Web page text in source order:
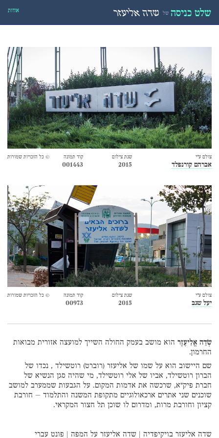
שלט כניסה של שדה אליעזר אודות
צולם ע״י
אברהם קורנפלד
שנת צילום
2015
קוד תמונה
001443
© כל הזכויות שמורות
צולם ע״י
יעל שגב
שנת צילום
2015
קוד תמונה
00973
© כל הזכויות שמורות
שְׂדֵה אֱלִיעֶזֶר הוא מושב בעמק החולה השייך למועצה אזורית מבואות
החרמון.
שם היישוב הוא על שמו של אליעזר (רוברט) רוטשילד , נכדו של
הברון רוטשילד, אביו של אלי רוטשילד, מי שהיה סגן הנשיא של
חברת פיק"א, שרכשה את אדמות המקום. על הגבעות שממערב למושב
שוכנים שני אתרים ארכאולוגיים מתקופת המשנה והתלמוד – חורבת
קציון וחורבת מרות, ומדרום לו שוכן תל חצור המקראי.
שדה אליעזר בויקיפדיה |שדה אליעזר על המפה פונט עברי